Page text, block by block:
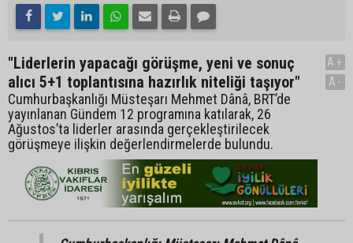
"Liderlerin yapacağı görüşme, yeni ve sonuç
alıcı 5+1 toplantısına hazırlık niteliği taşıyor"
Cumhurbaşkanlığı Müsteşarı Mehmet Dânâ, BRT’de
yayınlanan Gündem 12 programına katılarak, 26
Ağustos’ta liderler arasında gerçekleştirilecek
görüşmeye ilişkin değerlendirmelerde bulundu.
A+
A-